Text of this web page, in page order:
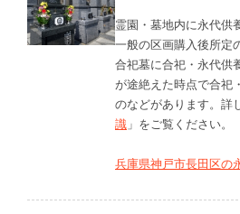
霊園・墓地内に永代供
一般の区画購入後所定
合祀墓に合祀・永代供
が途絶えた時点で合祀
のなどがあります。詳
識 」をご覧ください。
兵庫県神戸市長田区の